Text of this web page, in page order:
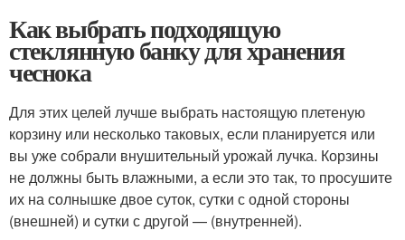
Как выбрать подходящую
стеклянную банку для хранения
чеснока
Для этих целей лучше выбрать настоящую плетеную
корзину или несколько таковых, если планируется или
вы уже собрали внушительный урожай лучка. Корзины
не должны быть влажными, а если это так, то просушите
их на солнышке двое суток, сутки с одной стороны
(внешней) и сутки с другой — (внутренней).